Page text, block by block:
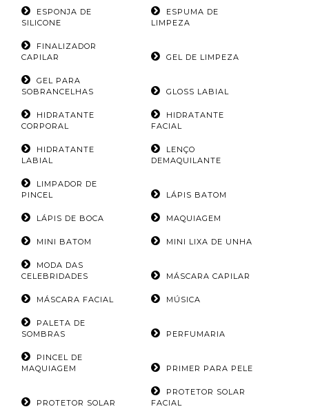
ESPONJA DE
SILICONE
ESPUMA DE
LIMPEZA
FINALIZADOR
CAPILAR
GEL DE LIMPEZA
GEL PARA
SOBRANCELHAS
GLOSS LABIAL
HIDRATANTE
CORPORAL
HIDRATANTE
FACIAL
HIDRATANTE
LABIAL
LENÇO
DEMAQUILANTE
LIMPADOR DE
PINCEL
LÁPIS BATOM
LÁPIS DE BOCA MAQUIAGEM
MINI BATOM MINI LIXA DE UNHA
MODA DAS
CELEBRIDADES
MÁSCARA CAPILAR
MÁSCARA FACIAL MÚSICA
PALETA DE
SOMBRAS
PERFUMARIA
PINCEL DE
MAQUIAGEM
PRIMER PARA PELE
PROTETOR SOLAR
PROTETOR SOLAR
FACIAL